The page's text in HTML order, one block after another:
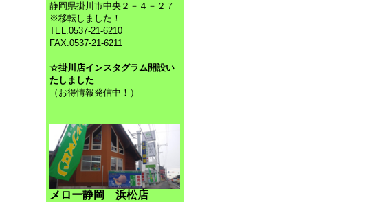
静岡県掛川市中央２－４－２７
※移転しました！
TEL.0537-21-6210
FAX.0537-21-6211
☆掛川店インスタグラム開設い
たしました
（お得情報発信中！）
メロー静岡 浜松店